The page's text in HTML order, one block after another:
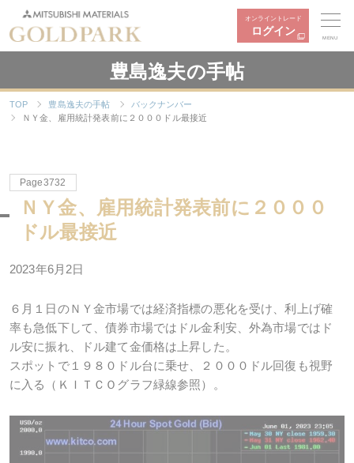
オンライントレード
ログイン
MENU
豊島逸夫の手帖
TOP 豊島逸夫の手帖
バックナンバー
ＮＹ金、雇用統計発表前に２０００ドル最接近
Page3732
ＮＹ金、雇用統計発表前に２０００
ドル最接近
2023年6月2日
６月１日のＮＹ金市場では経済指標の悪化を受け、利上げ確
率も急低下して、債券市場ではドル金利安、外為市場ではド
ル安に振れ、ドル建て金価格は上昇した。
スポットで１９８０ドル台に乗せ、２０００ドル回復も視野
に入る（ＫＩＴＣＯグラフ緑線参照）。